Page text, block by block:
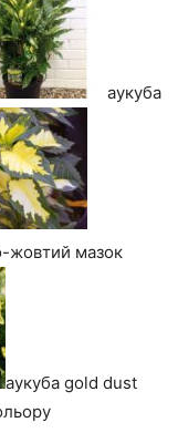
аукуба
жовтий мазок
аукуба gold dust